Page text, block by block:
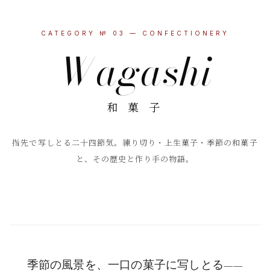
CATEGORY № 03 — CONFECTIONERY
Wagashi
和 菓 子
指先で写しとる二十四節気。練り切り・上生菓子・季節の和菓子
と、その歴史と作り手の物語。
季節の風景を、一口の菓子に写しとる——